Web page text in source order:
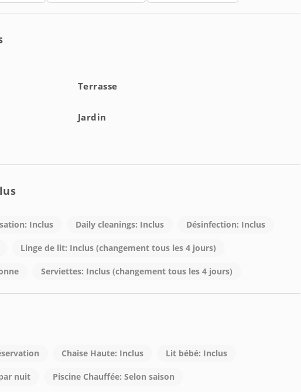
Terrasse
Jardin
Inclus Daily cleanings: Inclus Désinfection: Inclus
Linge de lit: Inclus (changement tous les 4 jours)
Serviettes: Inclus (changement tous les 4 jours)
Chaise Haute: Inclus Lit bébé: Inclus
nuit Piscine Chauffée: Selon saison